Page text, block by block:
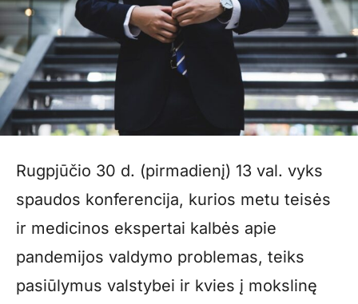
Rugpjūčio 30 d. (pirmadienį) 13 val. vyks
spaudos konferencija, kurios metu teisės
ir medicinos ekspertai kalbės apie
pandemijos valdymo problemas, teiks
pasiūlymus valstybei ir kvies į mokslinę